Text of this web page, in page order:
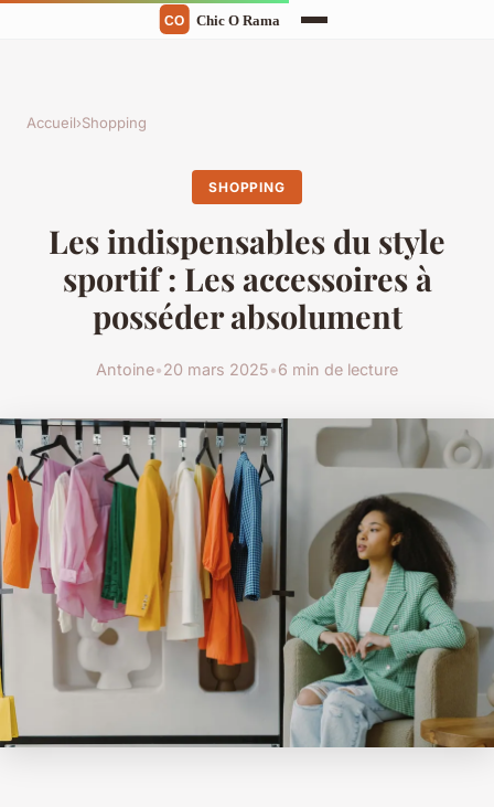
Accueil›Shopping
SHOPPING
Les indispensables du style
sportif : Les accessoires à
posséder absolument
Antoine•20 mars 2025•6 min de lecture